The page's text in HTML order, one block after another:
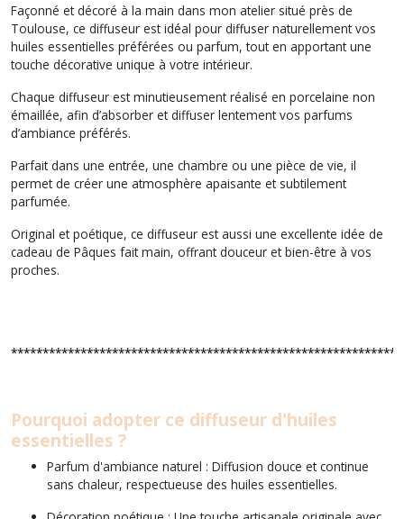
Façonné et décoré à la main dans mon atelier situé près de
Toulouse, ce diffuseur est idéal pour diffuser naturellement vos
huiles essentielles préférées ou parfum, tout en apportant une
touche décorative unique à votre intérieur.
Chaque diffuseur est minutieusement réalisé en porcelaine non
émaillée, afin d’absorber et diffuser lentement vos parfums
d’ambiance préférés.
Parfait dans une entrée, une chambre ou une pièce de vie, il
permet de créer une atmosphère apaisante et subtilement
parfumée.
Original et poétique, ce diffuseur est aussi une excellente idée de
cadeau de Pâques fait main, offrant douceur et bien-être à vos
proches.
*************************************************************
Pourquoi adopter ce diffuseur d'huiles
essentielles ?
Parfum d'ambiance naturel : Diffusion douce et continue
sans chaleur, respectueuse des huiles essentielles.